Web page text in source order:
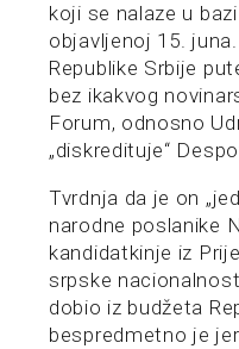
koji se nalaze u
objavljenoj 15.
Republike Srbije
bez ikakvog
Forum, odnosno
„diskredituje“
Tvrdnja da je on
narodne poslanike
kandidatkinje iz
srpske
dobio iz budžeta
bespredmetno je